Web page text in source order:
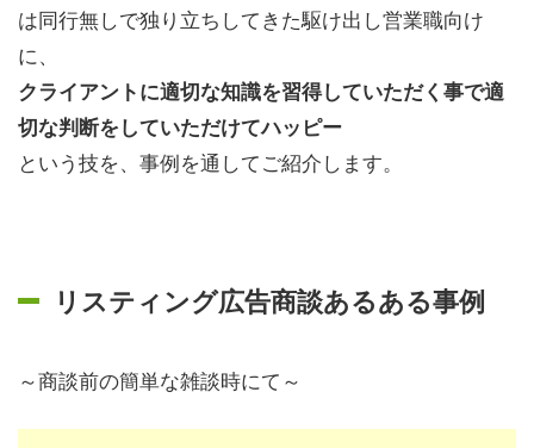
は同行無しで独り立ちしてきた駆け出し営業職向け
に、
クライアントに適切な知識を習得していただく事で適
切な判断をしていただけてハッピー
という技を、事例を通してご紹介します。
リスティング広告商談あるある事例
～商談前の簡単な雑談時にて～